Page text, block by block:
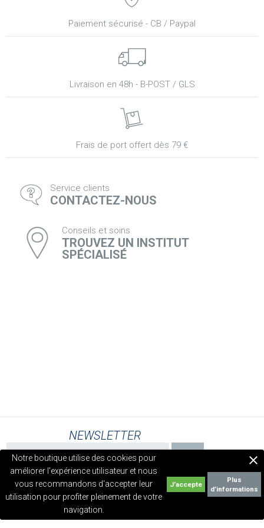
Notre boutique utilise des cookies pour
améliorer l'expérience utilisateur et nous
vous recommandons d'accepter leur
utilisation pour profiter pleinement de votre
navigation.
Plus
d’informations

Paiement sécurisé - CB / Paypal
Livraison en 48h - B-POST / GLS
Frais de port offert dès 79 €
Service clients
CONTACTEZ-NOUS
Conseils et soins
TROUVEZ UN INSTITUT
SPÉCIALISÉ
NEWSLETTER